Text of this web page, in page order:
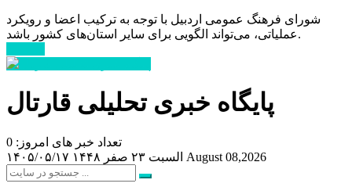
شورای فرهنگ عمومی اردبیل با توجه به ترکیب اعضا و رویکرد
عملیاتی، می‌تواند الگویی برای سایر استان‌های کشور باشد.
پایگاه خبری تحلیلی قارتال
تعداد خبر های امروز: 0
۱۴۰۵/۰۵/۱۷
السبت ۲۳ صفر ۱۴۴۸ August 08,2026